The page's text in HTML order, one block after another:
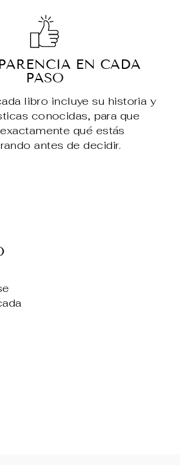
EN CADA
PASO
libro incluye su historia y
conocidas, para que
qué estás
antes de decidir.